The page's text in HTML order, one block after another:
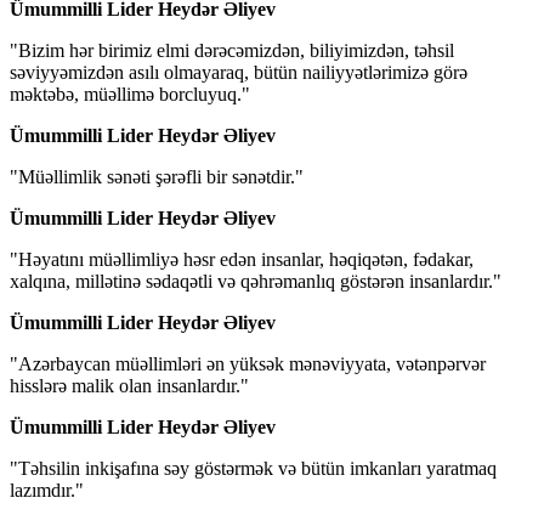
Ümummilli Lider Heydər Əliyev
"Bizim hər birimiz elmi dərəcəmizdən, biliyimizdən, təhsil
səviyyəmizdən asılı olmayaraq, bütün nailiyyətlərimizə görə
məktəbə, müəllimə borcluyuq."
Ümummilli Lider Heydər Əliyev
"Müəllimlik sənəti şərəfli bir sənətdir."
Ümummilli Lider Heydər Əliyev
"Həyatını müəllimliyə həsr edən insanlar, həqiqətən, fədakar,
xalqına, millətinə sədaqətli və qəhrəmanlıq göstərən insanlardır."
Ümummilli Lider Heydər Əliyev
"Azərbaycan müəllimləri ən yüksək mənəviyyata, vətənpərvər
hisslərə malik olan insanlardır."
Ümummilli Lider Heydər Əliyev
"Təhsilin inkişafına səy göstərmək və bütün imkanları yaratmaq
lazımdır."